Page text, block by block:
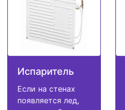
Испаритель
Если на стенах
появляется лед,